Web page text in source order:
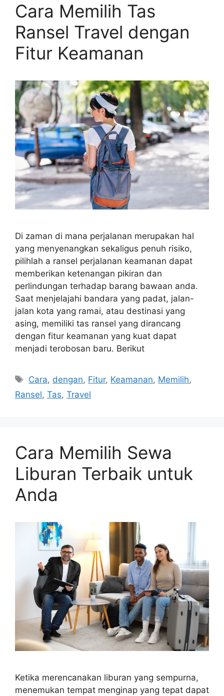
Cara Memilih Tas
Ransel Travel dengan
Fitur Keamanan
Di zaman di mana perjalanan merupakan hal
yang menyenangkan sekaligus penuh risiko,
pilihlah a ransel perjalanan keamanan dapat
memberikan ketenangan pikiran dan
perlindungan terhadap barang bawaan anda.
Saat menjelajahi bandara yang padat, jalan-
jalan kota yang ramai, atau destinasi yang
asing, memiliki tas ransel yang dirancang
dengan fitur keamanan yang kuat dapat
menjadi terobosan baru. Berikut
Tags
Cara, dengan, Fitur, Keamanan, Memilih,
Ransel, Tas, Travel
Cara Memilih Sewa
Liburan Terbaik untuk
Anda
Ketika merencanakan liburan yang sempurna,
menemukan tempat menginap yang tepat dapat